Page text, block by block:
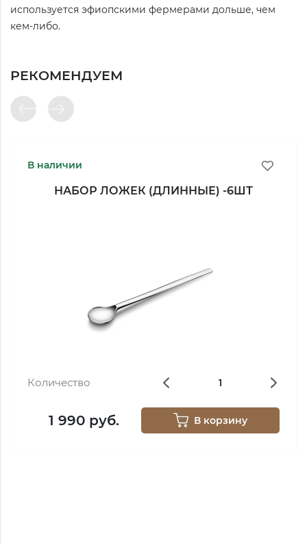
используется эфиопскими фермерами дольше, чем
кем-либо.
РЕКОМЕНДУЕМ
В наличии
НАБОР ЛОЖЕК (ДЛИННЫЕ) -6ШТ
Количество
1 990 руб. В корзину